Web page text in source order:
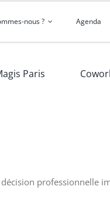
nous ? Agenda
Paris
professionnelle